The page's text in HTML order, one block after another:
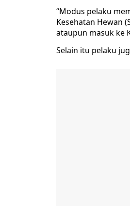
“Modus pelaku
Kesehatan Hewan
ataupun masuk ke
Selain itu pelaku